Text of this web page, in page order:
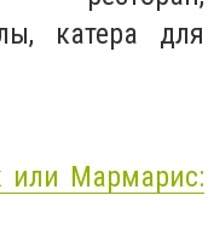
катера для
или Мармарис: